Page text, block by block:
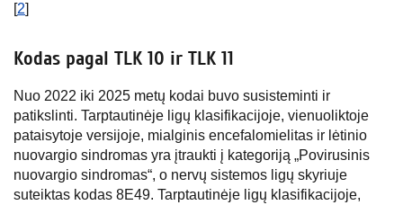
[2]
Kodas pagal TLK 10 ir TLK 11
Nuo 2022 iki 2025 metų kodai buvo susisteminti ir
patikslinti. Tarptautinėje ligų klasifikacijoje, vienuoliktoje
pataisytoje versijoje, mialginis encefalomielitas ir lėtinio
nuovargio sindromas yra įtraukti į kategoriją „Povirusinis
nuovargio sindromas“, o nervų sistemos ligų skyriuje
suteiktas kodas 8E49. Tarptautinėje ligų klasifikacijoje,